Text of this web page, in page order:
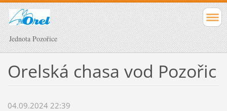
Jednota Pozořice
Orelská chasa vod Pozořic
04.09.2024 22:39